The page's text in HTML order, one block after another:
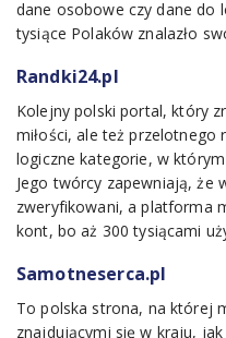
dane osobowe czy dane do
tysiące Polaków znalazło
Randki24.pl
Kolejny polski portal, który
miłości, ale też przelotnego
logiczne kategorie, w
Jego twórcy zapewniają, że
zweryfikowani, a platforma
kont, bo aż 300 tysiącami
Samotneserca.pl
To polska strona, na której
znajdującymi się w kraju,